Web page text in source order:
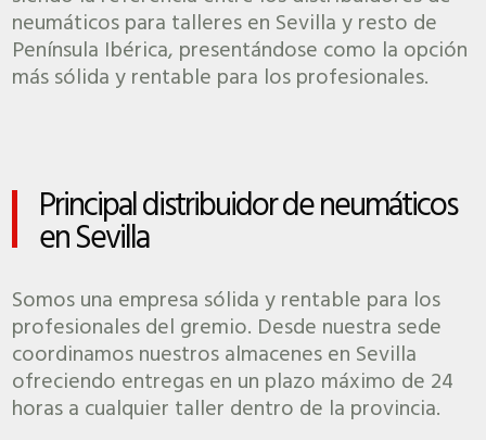
neumáticos para talleres en Sevilla y resto de
Península Ibérica, presentándose como la opción
más sólida y rentable para los profesionales.
Principal distribuidor de neumáticos
en Sevilla
Somos una empresa sólida y rentable para los
profesionales del gremio. Desde nuestra sede
coordinamos nuestros almacenes en Sevilla
ofreciendo entregas en un plazo máximo de 24
horas a cualquier taller dentro de la provincia.